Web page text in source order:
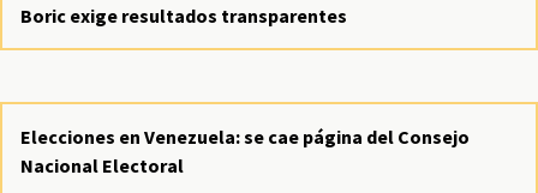
Boric exige resultados transparentes
Elecciones en Venezuela: se cae página del Consejo
Nacional Electoral